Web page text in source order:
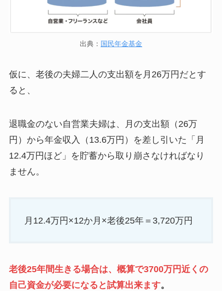
出典： 国民年金基金
仮に、老後の夫婦二人の支出額を月26万円だとす
ると、
退職金のない自営業夫婦は、月の支出額（26万
円）から年金収入（13.6万円）を差し引いた「月
12.4万円ほど」を貯蓄から取り崩さなければなり
ません。
月12.4万円×12か月×老後25年＝3,720万円
老後25年間生きる場合は、概算で3700万円近くの
自己資金が必要になると試算出来ます。